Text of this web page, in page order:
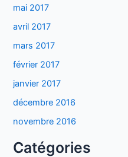
mai 2017
avril 2017
mars 2017
février 2017
janvier 2017
décembre 2016
novembre 2016
Catégories